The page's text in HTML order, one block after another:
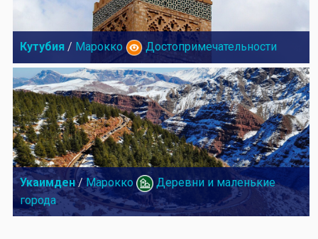
Кутубия / Марокко Достопримечательности
Укаимден/ Марокко
Деревни и маленькие
города